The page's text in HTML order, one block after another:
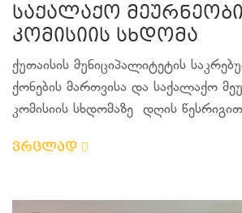
საქალაქო
კომისიის სხდომა
ქუთაისის მუნიციპალიტეტის
ქონების მართვისა და საქალაქო
კომისიის სხდომაზე დღის
ვრცლად